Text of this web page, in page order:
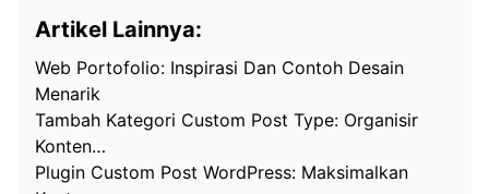
Artikel Lainnya:
Web Portofolio: Inspirasi Dan Contoh Desain
Menarik
Tambah Kategori Custom Post Type: Organisir
Konten…
Plugin Custom Post WordPress: Maksimalkan